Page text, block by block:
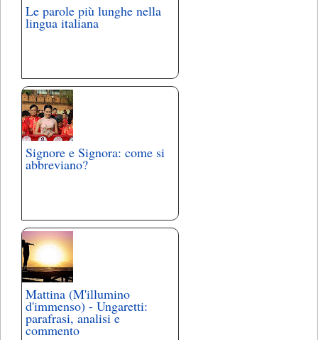
Le parole più lunghe nella
lingua italiana
Signore e Signora: come si
abbreviano?
Mattina (M'illumino
d'immenso) - Ungaretti:
parafrasi, analisi e
commento